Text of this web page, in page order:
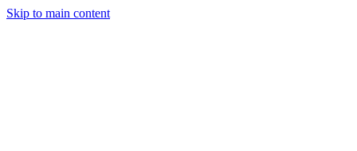
Skip to main content